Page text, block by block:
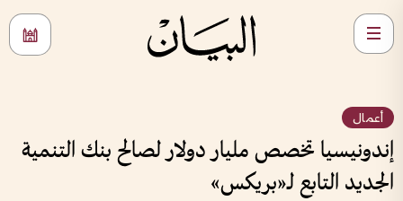
أعمال
إندونيسيا تخصص مليار دولار لصالح بنك التنمية
الجديد التابع لـ«بريكس»